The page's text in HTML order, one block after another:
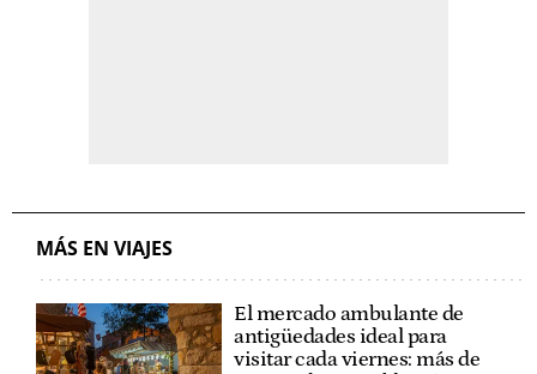
MÁS EN VIAJES
El mercado ambulante de
antigüedades ideal para
visitar cada viernes: más de